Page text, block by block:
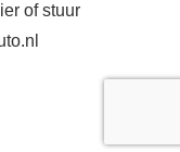
of stuur